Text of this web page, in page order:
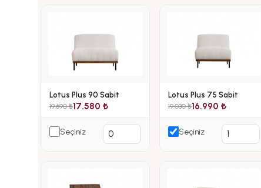
Lotus Plus 90 Sabit
19.690 ₺17.580 ₺
Seçiniz
Lotus Plus 75 Sabit
19.030 ₺16.990 ₺
Seçiniz